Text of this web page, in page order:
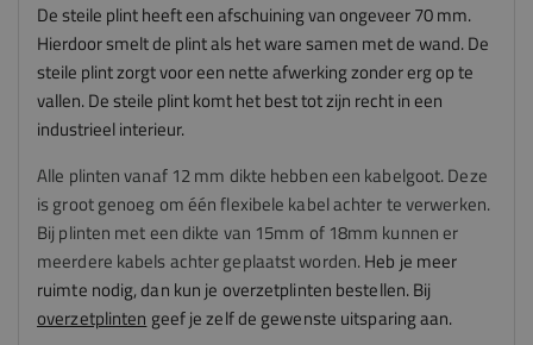
De steile plint heeft een afschuining van ongeveer 70 mm.
Hierdoor smelt de plint als het ware samen met de wand. De
steile plint zorgt voor een nette afwerking zonder erg op te
vallen. De steile plint komt het best tot zijn recht in een
industrieel interieur.
Alle plinten vanaf 12 mm dikte hebben een kabelgoot. Deze
is groot genoeg om één flexibele kabel achter te verwerken.
Bij plinten met een dikte van 15mm of 18mm kunnen er
meerdere kabels achter geplaatst worden.Heb je meer
ruimte nodig, dan kun je overzetplinten bestellen. Bij
overzetplinten geef je zelf de gewenste uitsparing aan.